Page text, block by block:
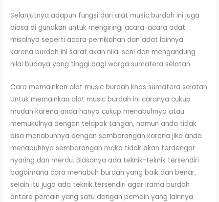
Selanjutnya adapun fungsi dari alat music burdah ini juga
biasa di gunakan untuk mengiringi acara-acara adat
misalnya seperti acara pernikahan dan adat lainnya.
karena burdah ini sarat akan nilai seni dan mengandung
nilai budaya yang tinggi bagi warga sumatera selatan.
Cara memainkan alat music burdah khas sumatera selatan
Untuk memainkan alat music burdah ini caranya cukup
mudah karena anda hanya cukup menabuhnya atau
memukulnya dengan telapak tangan, namun anda tidak
bisa menabuhnya dengan sembarangan karena jika anda
menabuhnya sembarangan maka tidak akan terdengar
nyaring dan merdu. Biasanya ada teknik-teknik tersendiri
bagaimana cara menabuh burdah yang baik dan benar,
selain itu juga ada teknik tersendiri agar irama burdah
antara pemain yang satu dengan pemain yang lainnya